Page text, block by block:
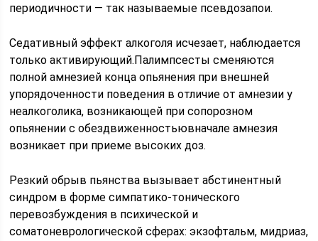
периодичности — так называемые псевдозапои.
Седативный эффект алкоголя исчезает, наблюдается
только активирующий.Палимпсесты сменяются
полной амнезией конца опьянения при внешней
упорядоченности поведения в отличие от амнезии у
неалкоголика, возникающей при сопорозном
опьянении с обездвиженностьювначале амнезия
возникает при приеме высоких доз.
Резкий обрыв пьянства вызывает абстинентный
синдром в форме симпатико-тонического
перевозбуждения в психической и
соматоневрологической сферах: экзофтальм, мидриаз,